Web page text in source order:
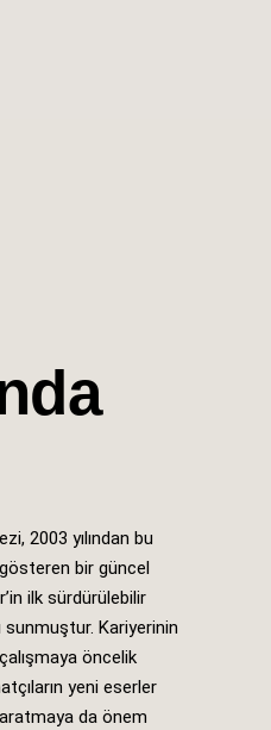
2003 yılından bu
bir güncel
ilk sürdürülebilir
sunmuştur. Kariyerinin
öncelik
yeni eserler
da önem